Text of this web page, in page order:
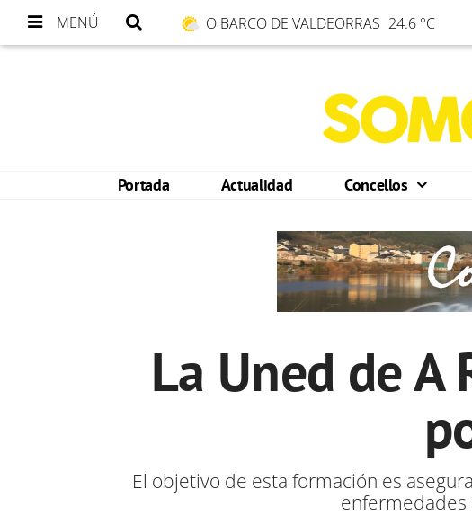
MENÚ O BARCO DE VALDEORRAS 24.6 °C
Portada Actualidad Concellos
La Uned de A
El objetivo de esta formación es
enfermedades